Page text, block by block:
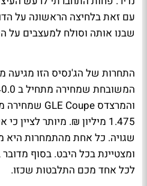
עם זאת בלחיצה הראשונה על
שבנו אותה וסולח למעצבים על
התחרות של הג'נסיס הזו מגיעה
והמרצדס GLE Coupe
1.475 מיליון ₪. מיותר לציין
שגויה. כל אחת מהתמחרות
ומצטיינת בכל היבט. בסוף
לכל אחד מכם התלבטות שכזו.